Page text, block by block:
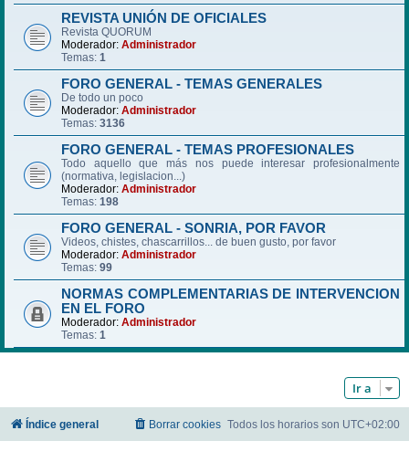
REVISTA UNIÓN DE OFICIALES
Revista QUORUM
Moderador: Administrador
Temas: 1
FORO GENERAL - TEMAS GENERALES
De todo un poco
Moderador: Administrador
Temas: 3136
FORO GENERAL - TEMAS PROFESIONALES
Todo aquello que más nos puede interesar profesionalmente
(normativa, legislacion...)
Moderador: Administrador
Temas: 198
FORO GENERAL - SONRIA, POR FAVOR
Videos, chistes, chascarrillos... de buen gusto, por favor
Moderador: Administrador
Temas: 99
NORMAS COMPLEMENTARIAS DE INTERVENCION
EN EL FORO
Moderador: Administrador
Temas: 1
Ir a
Índice general Todos los horarios son UTC+02:00
Borrar cookies